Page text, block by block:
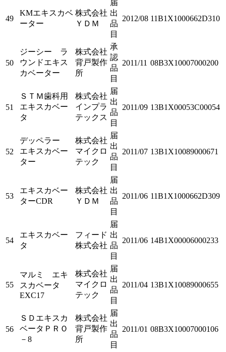
49
KMエキスカベ
ーター
株式会社
ＹＤＭ
届
出
品
目
2012/08 11B1X1000662D310
50
ジーシー ラ
ウンドエキス
カベーター
株式会社
背戸製作
所
承
認
品
目
2011/11 08B3X10007000200
51
ＳＴＭ歯科用
エキスカベー
タ
株式会社
インプラ
テックス
届
出
品
目
2011/09 13B1X00053C00054
52
デッペラー
エキスカベー
ター
株式会社
マイクロ
テック
届
出
品
目
2011/07 13B1X10089000671
53
エキスカベー
ターCDR
株式会社
ＹＤＭ
届
出
品
目
2011/06 11B1X1000662D309
54
エキスカベー
タ
フィード
株式会社
届
出
品
目
2011/06 14B1X00006000233
55
マルミ エキ
スカベータ
EXC17
株式会社
マイクロ
テック
届
出
品
目
2011/04 13B1X10089000655
56
ＳＤエキスカ
ベータＰＲＯ
－8
株式会社
背戸製作
所
届
出
品
目
2011/01 08B3X10007000106